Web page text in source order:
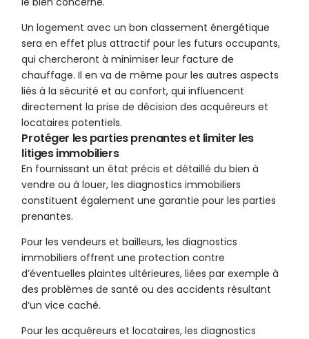
Un logement avec un bon classement énergétique
sera en effet plus attractif pour les futurs occupants,
qui chercheront à minimiser leur facture de
chauffage. Il en va de même pour les autres aspects
liés à la sécurité et au confort, qui influencent
directement la prise de décision des acquéreurs et
locataires potentiels.
Protéger les parties prenantes et limiter les
litiges immobiliers
En fournissant un état précis et détaillé du bien à
vendre ou à louer, les diagnostics immobiliers
constituent également une garantie pour les parties
prenantes.
Pour les vendeurs et bailleurs, les diagnostics
immobiliers offrent une protection contre
d’éventuelles plaintes ultérieures, liées par exemple à
des problèmes de santé ou des accidents résultant
d’un vice caché.
Pour les acquéreurs et locataires, les diagnostics